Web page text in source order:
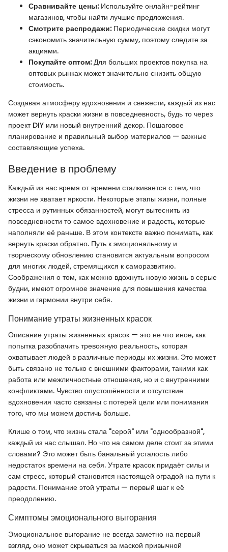
Сравнивайте цены:Используйте онлайн-рейтинг
магазинов, чтобы найти лучшие предложения.
Смотрите распродажи:Периодические скидки могут
сэкономить значительную сумму, поэтому следите за
акциями.
Покупайте оптом:Для больших проектов покупка на
оптовых рынках может значительно снизить общую
стоимость.
Создавая атмосферу вдохновения и свежести, каждый из нас
может вернуть краски жизни в повседневность, будь то через
проект DIY или новый внутренний декор. Пошаговое
планирование и правильный выбор материалов — важные
составляющие успеха.
Введение в проблему
Каждый из нас время от времени сталкивается с тем, что
жизни не хватает яркости. Некоторые этапы жизни, полные
стресса и рутинных обязанностей, могут вытеснить из
повседневности то самое вдохновение и радость, которые
наполняли её раньше. В этом контексте важно понимать, как
вернуть краски обратно. Путь к эмоциональному и
творческому обновлению становится актуальным вопросом
для многих людей, стремящихся к саморазвитию.
Соображения о том, как можно вдохнуть новую жизнь в серые
будни, имеют огромное значение для повышения качества
жизни и гармонии внутри себя.
Понимание утраты жизненных красок
Описание утраты жизненных красок — это не что иное, как
попытка разоблачить тревожную реальность, которая
охватывает людей в различные периоды их жизни. Это может
быть связано не только с внешними факторами, такими как
работа или межличностные отношения, но и с внутренними
конфликтами. Чувство опустошённости и отсутствие
вдохновения часто связаны с потерей цели или понимания
того, что мы можем достичь больше.
Клише о том, что жизнь стала "серой" или "однообразной",
каждый из нас слышал. Но что на самом деле стоит за этими
словами? Это может быть банальный усталость либо
недостаток времени на себя. Утрате красок придаёт силы и
сам стресс, который становится настоящей оградой на пути к
радости. Понимание этой утраты — первый шаг к её
преодолению.
Симптомы эмоционального выгорания
Эмоциональное выгорание не всегда заметно на первый
взгляд, оно может скрываться за маской привычной